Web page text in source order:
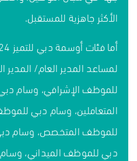
الأكثر جاهزية للمستقبل.
لمساعد المدير العام/
للموظف الإشرافي، وسام
المتعاملين، وسام دبي
للموظف المتخصص، وسام
دبي للموظف الميداني،